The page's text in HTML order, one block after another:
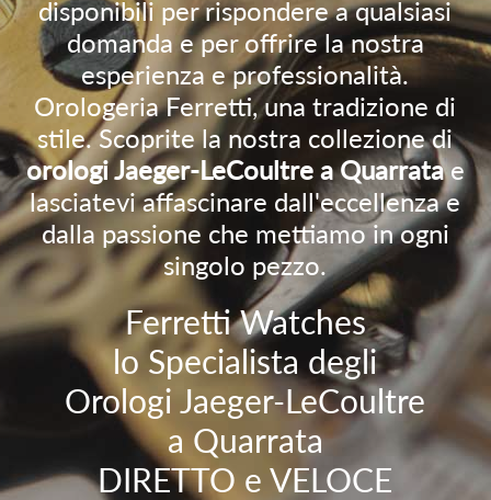
disponibili per rispondere a qualsiasi
domanda e per offrire la nostra
esperienza e professionalità.
Orologeria Ferretti, una tradizione di
stile. Scoprite la nostra collezione di
orologi Jaeger-LeCoultre a Quarratae
lasciatevi affascinare dall'eccellenza e
dalla passione che mettiamo in ogni
singolo pezzo.
Ferretti Watches
lo Specialista degli
Orologi Jaeger-LeCoultre
a Quarrata
DIRETTO e VELOCE